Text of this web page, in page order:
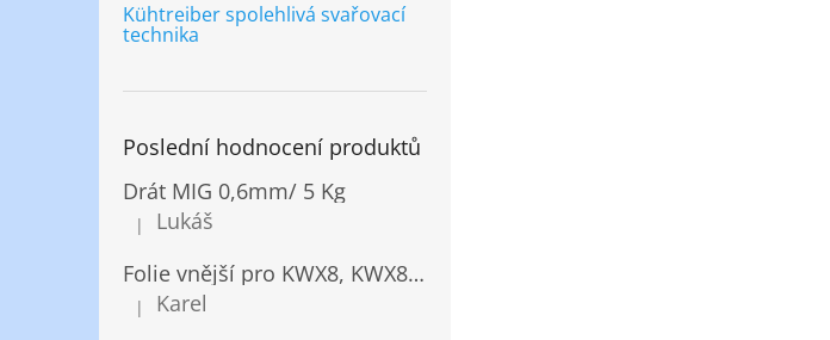
Kühtreiber spolehlivá svařovací
technika
Poslední hodnocení produktů
Drát MIG 0,6mm/ 5 Kg
Hodnocení produktu je 5 z 5 hvězdiček.
|
Lukáš
Folie vnější pro KWX8, KWX820/ 10ks
Hodnocení produktu je 5 z 5 hvězdiček.
|
Karel